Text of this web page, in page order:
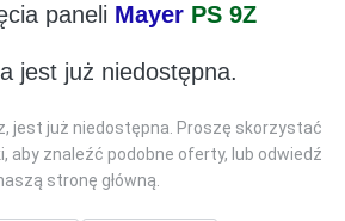
paneli Mayer PS 9Z
jest już niedostępna.
jest już niedostępna. Proszę skorzystać
aby znaleźć podobne oferty, lub odwiedź
stronę główną.